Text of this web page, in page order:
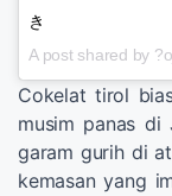
き
A post shared by
Cokelat tirol
musim panas di
garam gurih di
kemasan yang